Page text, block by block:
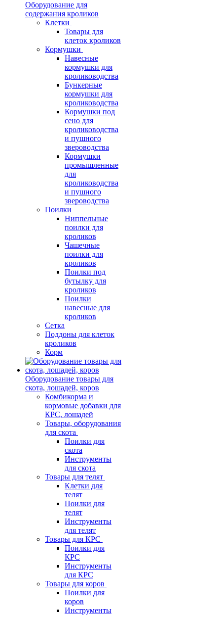
Оборудование для
содержания кроликов
Клетки
Товары для
клеток кроликов
Кормушки
Навесные
кормушки для
кролиководства
Бункерные
кормушки для
кролиководства
Кормушки под
сено для
кролиководства
и пушного
звероводства
Кормушки
промышленные
для
кролиководства
и пушного
звероводства
Поилки
Ниппельные
поилки для
кроликов
Чашечные
поилки для
кроликов
Поилки под
бутылку для
кроликов
Поилки
навесные для
кроликов
Сетка
Поддоны для клеток
кроликов
Корм
Оборудование товары для
скота, лошадей, коров
Комбикорма и
кормовые добавки для
КРС, лошадей
Товары, оборудования
для скота
Поилки для
скота
Инструменты
для скота
Товары для телят
Клетки для
телят
Поилки для
телят
Инструменты
для телят
Товары для КРС
Поилки для
КРС
Инструменты
для КРС
Товары для коров
Поилки для
коров
Инструменты